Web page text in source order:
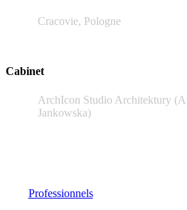
Cracovie, Pologne
Cabinet
ArchIcon Studio Architektury
Jankowska)
Professionnels